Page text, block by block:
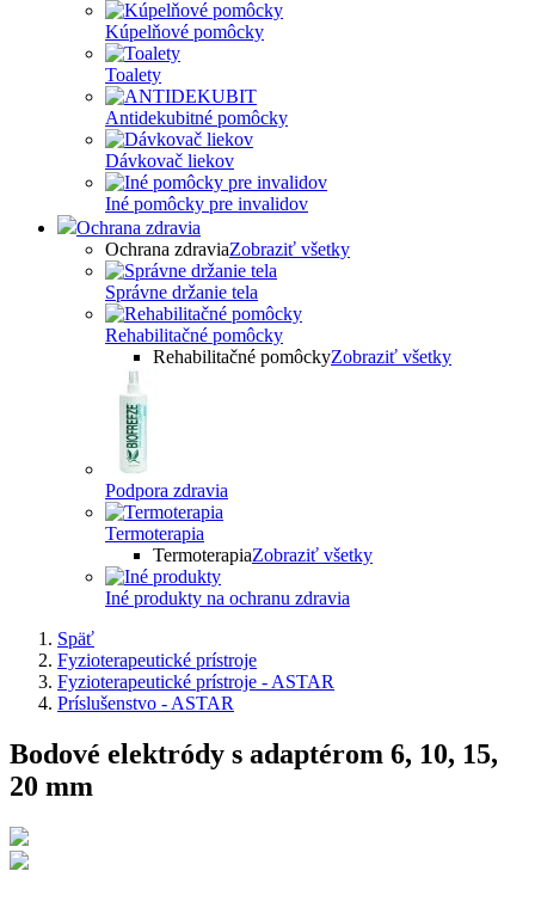
Kúpelňové pomôcky
Toalety
Antidekubitné pomôcky
Dávkovač liekov
Iné pomôcky pre invalidov
Ochrana zdravia
Ochrana zdraviaZobraziť všetky
Správne držanie tela
Rehabilitačné pomôcky
Rehabilitačné pomôckyZobraziť všetky
Podpora zdravia
Termoterapia
TermoterapiaZobraziť všetky
Iné produkty na ochranu zdravia
Späť
Fyzioterapeutické prístroje
Fyzioterapeutické prístroje - ASTAR
Príslušenstvo - ASTAR
Bodové elektródy s adaptérom 6, 10, 15,
20 mm